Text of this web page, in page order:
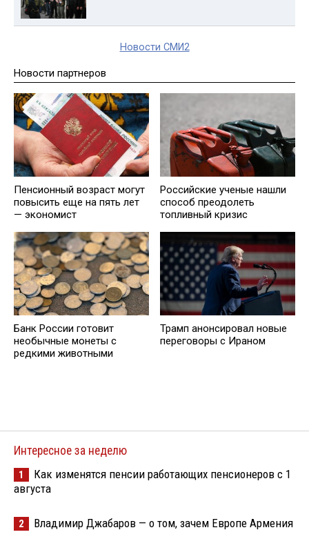
Новости СМИ2
Новости партнеров
Пенсионный возраст могут
повысить еще на пять лет
— экономист
Российские ученые нашли
способ преодолеть
топливный кризис
Банк России готовит
необычные монеты с
редкими животными
Трамп анонсировал новые
переговоры с Ираном
Интересное за неделю
1
Как изменятся пенсии работающих пенсионеров с 1
августа
2 Владимир Джабаров — о том, зачем Европе Армения